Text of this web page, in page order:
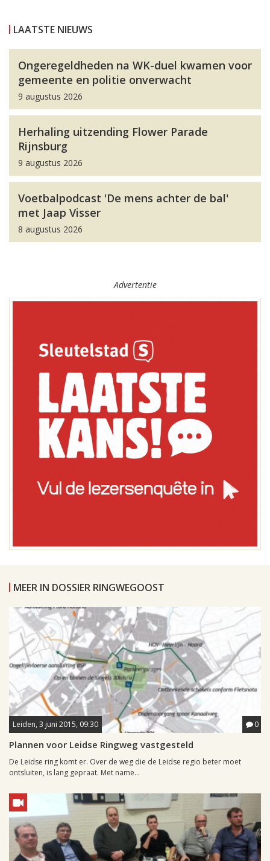
LAATSTE NIEUWS
Ongeregeldheden na WK-duel kwamen voor
gemeente en politie onverwacht
9 augustus 2026
Herhaling uitzending Flower Parade
Rijnsburg
9 augustus 2026
Voetbalpodcast 'De mens achter de bal'
met Jaap Visser
8 augustus 2026
Advertentie
MEER IN DOSSIER RINGWEGOOST
Leiden, 3 juni 2015, 09:30 0
Plannen voor Leidse Ringweg vastgesteld
De Leidse ring komt er. Over de weg die de Leidse regio beter moet
ontsluiten, is lang gepraat. Met name...